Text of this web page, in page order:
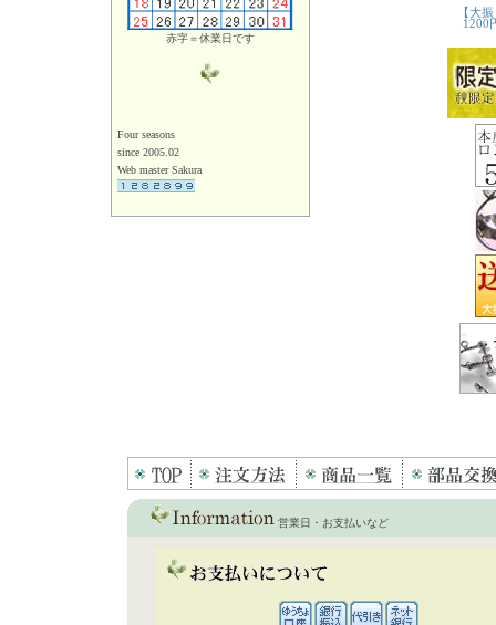
赤字＝休業日です
Four seasons
since 2005.02
Web master Sakura
営業日・お支払いなど